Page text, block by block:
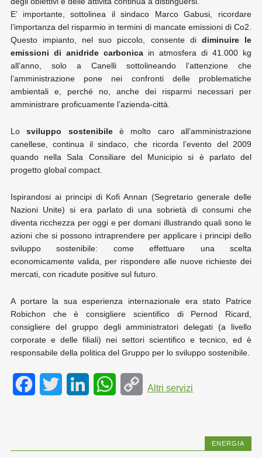
E’ importante, sottolinea il sindaco Marco Gabusi, ricordare
l’importanza del risparmio in termini di mancate emissioni di Co2.
Questo impianto, nel suo piccolo, consente di diminuire le
emissioni di anidride carbonica in atmosfera di 41.000 kg
all’anno, solo a Canelli sottolineando l’attenzione che
l’amministrazione pone nei confronti delle problematiche
ambientali e, perché no, anche dei risparmi necessari per
amministrare proficuamente l’azienda-città.
Losviluppo sostenibileè molto caro all’amministrazione
canellese, continua il sindaco, che ricorda l’evento del 2009
quando nella Sala Consiliare del Municipio si è parlato del
progetto global compact.
Ispirandosi ai principi di Kofi Annan (Segretario generale delle
Nazioni Unite) si era parlato di una sobrietà di consumi che
diventa ricchezza per oggi e per domani illustrando quali sono le
azioni che si possono intraprendere per applicare i principi dello
sviluppo sostenibile: come effettuare una scelta
economicamente valida, per rispondere alle nuove richieste dei
mercati, con ricadute positive sul futuro.
A portare la sua esperienza internazionale era stato Patrice
Robichon che è consigliere scientifico di Pernod Ricard,
consigliere del gruppo degli amministratori delegati (a livello
corporate e delle filiali) nei settori scientifico e tecnico, ed è
responsabile della politica del Gruppo per lo sviluppo sostenibile.
e t k t
C
y
Altri servizi
ENERGIA